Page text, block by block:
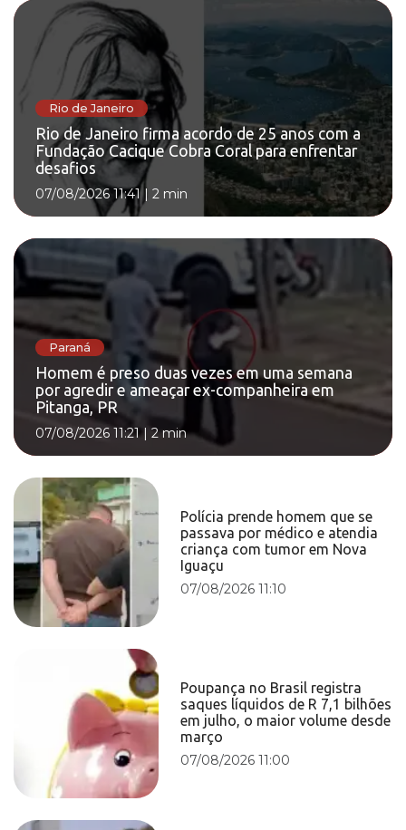
Rio de Janeiro
Rio de Janeiro firma acordo de 25 anos com a
Fundação Cacique Cobra Coral para enfrentar
desafios
07/08/2026 11:41| 2 min
Paraná
Homem é preso duas vezes em uma semana
por agredir e ameaçar ex-companheira em
Pitanga, PR
07/08/2026 11:21| 2 min
Polícia prende homem que se
passava por médico e atendia
criança com tumor em Nova
Iguaçu
07/08/2026 11:10
Poupança no Brasil registra
saques líquidos de R 7,1 bilhões
em julho, o maior volume desde
março
07/08/2026 11:00